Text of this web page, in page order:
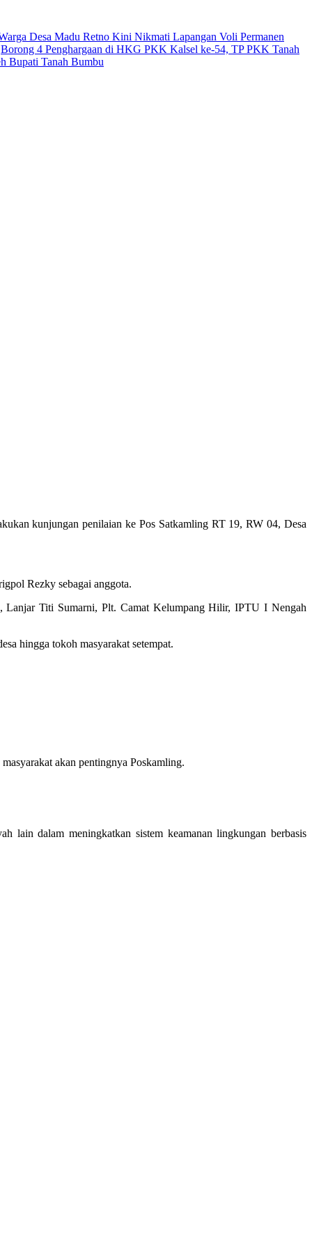
Desa Madu Retno Kini Nikmati Lapangan Voli Permanen
Borong 4 Penghargaan di HKG PKK Kalsel ke-54, TP PKK Tanah
Bupati Tanah Bumbu
kunjungan penilaian ke Pos Satkamling RT 19, RW 04, Desa
Rezky sebagai anggota.
Lanjar Titi Sumarni, Plt. Camat Kelumpang Hilir, IPTU I Nengah
hingga tokoh masyarakat setempat.
akan pentingnya Poskamling.
lain dalam meningkatkan sistem keamanan lingkungan berbasis